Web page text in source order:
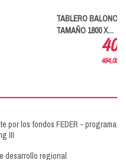
TABLERO
TAMAÑO 1800 X...
484,00 €